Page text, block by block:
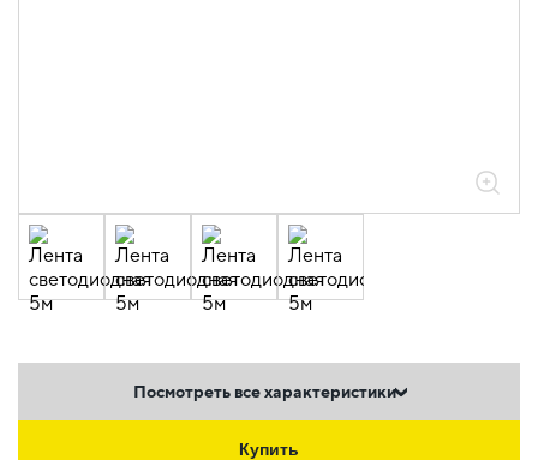
Посмотреть все характеристики
Купить